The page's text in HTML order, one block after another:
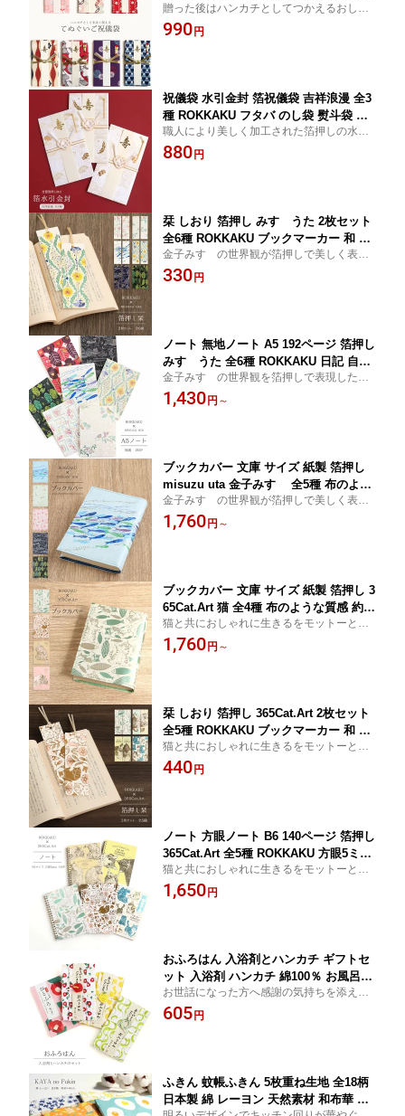
い ハンカチ かわいい 結婚 祝い 結婚式
祝 寿 おめでとう 水引 和柄 布 再利用 エ
贈った後はハンカチとしてつかえるおしゃ
れなご祝儀袋。 人とかぶらないご祝儀袋を
お探しの方へ。
990 円
祝儀袋 水引金封 箔祝儀袋 吉祥浪漫 全3
種 ROKKAKU フタバ のし袋 熨斗袋 封
筒 金彩 箔 華やか 豪華 結婚 快気祝い 和
紙 吉祥文様 エンボス加工 縁起柄 鶴 亀
職人により美しく加工された箔押しの水引
金封。 吉祥の象徴である縁起の良いモチー
フを、印刷では表現できない凹凸や風合い
880 円
栞 しおり 箔押し みすゞうた 2枚セット
全6種 ROKKAKU ブックマーカー 和 和
柄 ブックマーク おしゃれ かわいい 可
愛い 大人 紙 雑貨 文庫本 本 日本 雑貨
金子みすゞの世界観が箔押しで美しく表現
された栞2枚セット。 読書の時間がより楽
しくなる一品は、自分用にもちょっとした
330 円
ノート 無地ノート A5 192ページ 箔押し
みすゞうた 全6種 ROKKAKU 日記 自由
帳 スクラップ 罫線なし おしゃれ かわ
いい 可愛い 大人 紙 雑貨 フタバ 金彩 箔
金子みすゞの世界観を箔押しで表現した無
地のA5ノートです。 スクラップブックやカ
バンにいれてノート代わりに持ち歩いた
1,430 円 ～
ブックカバー 文庫 サイズ 紙製 箔押し
misuzu uta 金子みすゞ 全5種 布のよう
な質感 約3cm厚さまで対応 A6 日本製 P
APTIC ROKKAKU おしゃれ 可愛い ブル
金子みすゞの世界観が箔押しで美しく表現
されたブックカバー。文庫本用サイズ。読
書の時間がより楽しくなる一品は、自分用
1,760 円 ～
ブックカバー 文庫 サイズ 紙製 箔押し 3
65Cat.Art 猫 全4種 布のような質感 約3c
m厚さまで対応 A6 日本製 PAPTIC ROK
KAKU おしゃれ 可愛い 猫好き 読書 プ
猫と共におしゃれに生きるをモットーとし
た365Cat.Artと箔押しペーパーブランドRO
KKAKUのコラボレーションで生まれたブッ
1,760 円 ～
栞 しおり 箔押し 365Cat.Art 2枚セット
全5種 ROKKAKU ブックマーカー 和 ブ
ックマーク おしゃれ かわいい 可愛い
大人 紙 雑貨 文庫本 本 日本 雑貨 文具
猫と共におしゃれに生きるをモットーとし
た365Cat.Artと箔押しペーパーブランドRO
KKAKUのコラボレーションで生まれた栞で
440 円
ノート 方眼ノート B6 140ページ 箔押し
365Cat.Art 全5種 ROKKAKU 方眼5ミリ
日記 自由帳 スクラップ 罫線 おしゃれ
かわいい 可愛い 大人 紙 雑貨 箔 華やか
猫と共におしゃれに生きるをモットーとし
た365Cat.Artと箔押しペーパーブランドRO
KKAKUのコラボレーションで生まれたリン
1,650 円
おふろはん 入浴剤とハンカチ ギフトセ
ット 入浴剤 ハンカチ 綿100％ お風呂好
き プレゼント ギフト 贈り物 プチギフ
ト 普段使い セット 入浴剤セット バス
お世話になった方へ感謝の気持ちを添えて
贈る入浴剤とハンカチのセットです。さま
ざまなシーンで渡しやすいプチギフトで
605 円
ふきん 蚊帳ふきん 5枚重ね生地 全18柄
日本製 綿 レーヨン 天然素材 和布華 柄